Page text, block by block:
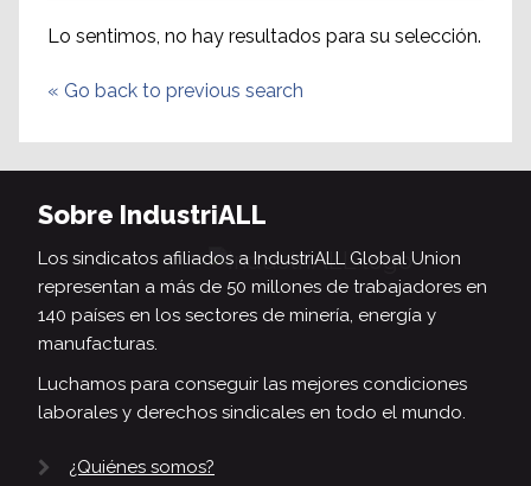
Lo sentimos, no hay resultados para su selección.
« Go back to previous search
Sobre IndustriALL
Los sindicatos afiliados a IndustriALL Global Union
representan a más de 50 millones de trabajadores en
140 países en los sectores de minería, energía y
manufacturas.
Luchamos para conseguir las mejores condiciones
laborales y derechos sindicales en todo el mundo.
¿Quiénes somos?